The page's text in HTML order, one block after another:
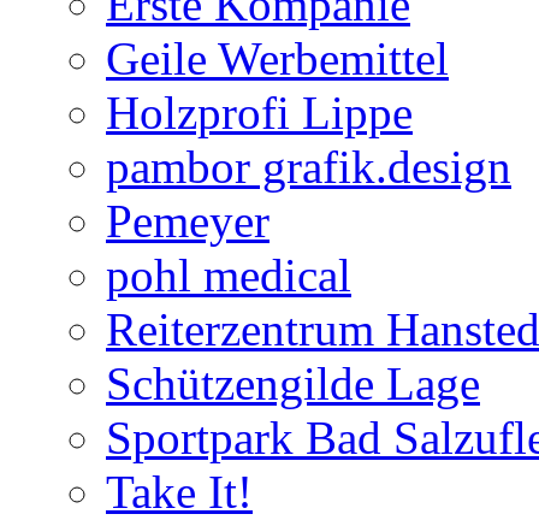
Geile Werbemittel
Holzprofi Lippe
pambor grafik.design
Pemeyer
pohl medical
Reiterzentrum
Schützengilde Lage
Sportpark Bad
Take It!